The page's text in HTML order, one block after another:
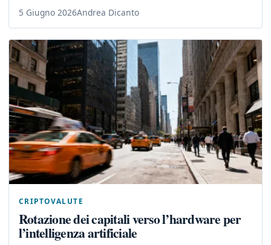
5 Giugno 2026Andrea Dicanto
CRIPTOVALUTE
Rotazione dei capitali verso l’hardware per
l’intelligenza artificiale